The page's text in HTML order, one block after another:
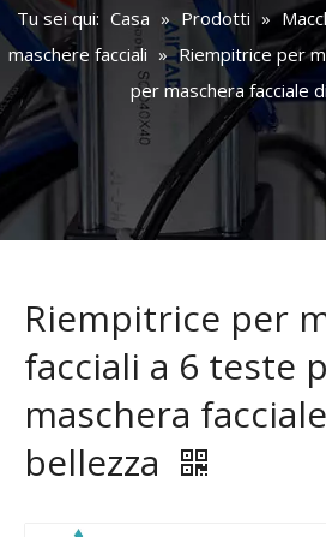
Tu sei qui: Casa » Prodotti »
maschere facciali » Riempitrice per
per maschera facciale
Riempitrice per
facciali a 6 teste
maschera
bellezza